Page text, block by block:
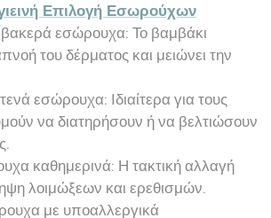
Επιλογή Εσωρούχων
εσώρουχα: Το βαμβάκι
του δέρματος και μειώνει την
εσώρουχα: Ιδιαίτερα για τους
να διατηρήσουν ή να βελτιώσουν
καθημερινά: Η τακτική αλλαγή
λοιμώξεων και ερεθισμών.
με υποαλλεργικά